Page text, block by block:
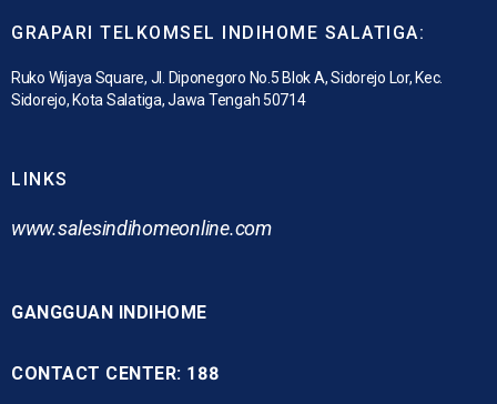
GRAPARI TELKOMSEL INDIHOME SALATIGA:
Ruko Wijaya Square, Jl. Diponegoro No.5 Blok A, Sidorejo Lor, Kec.
Sidorejo, Kota Salatiga, Jawa Tengah 50714
LINKS
www.salesindihomeonline.com
GANGGUAN INDIHOME
CONTACT CENTER: 188